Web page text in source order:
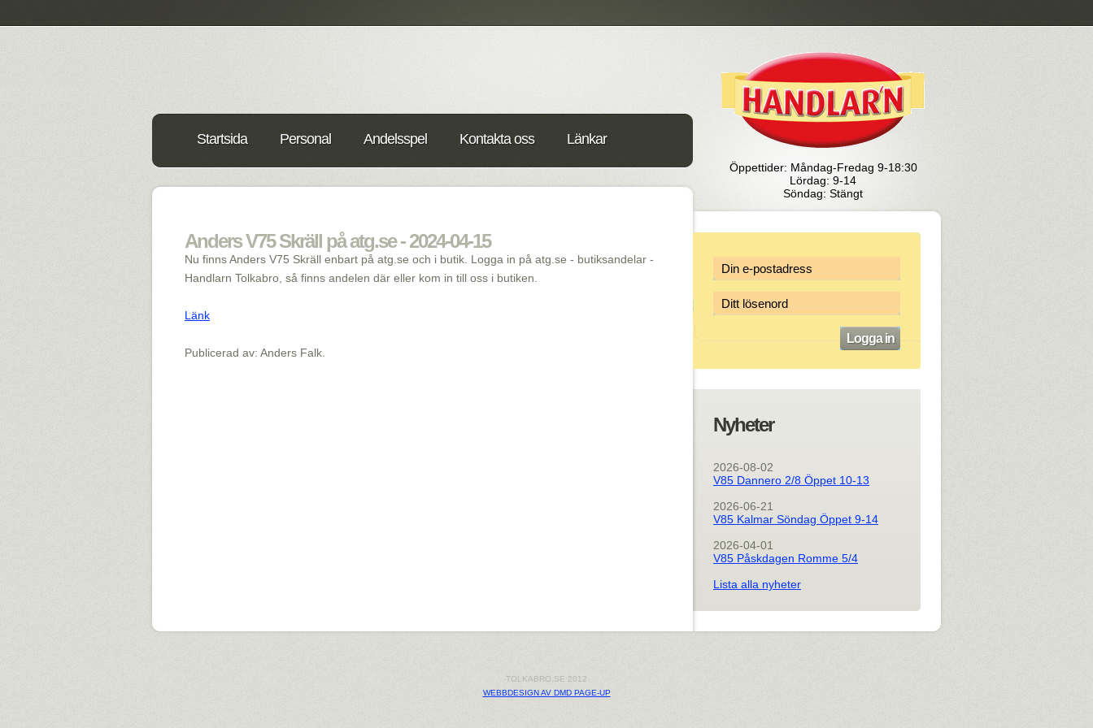
Öppettider: Måndag-Fredag 9-18:30
Lördag: 9-14
Söndag: Stängt
Startsida Personal Andelsspel Kontakta oss Länkar
Anders V75 Skräll på atg.se - 2024-04-15
Nu finns Anders V75 Skräll enbart på atg.se och i butik. Logga in på atg.se - butiksandelar -
Handlarn Tolkabro, så finns andelen där eller kom in till oss i butiken.
Länk
Publicerad av: Anders Falk.
Nyheter
2026-08-02
V85 Dannero 2/8 Öppet 10-13
2026-06-21
V85 Kalmar Söndag Öppet 9-14
2026-04-01
V85 Påskdagen Romme 5/4
Lista alla nyheter
TOLKABRO.SE 2012
WEBBDESIGN AV DMD PAGE-UP